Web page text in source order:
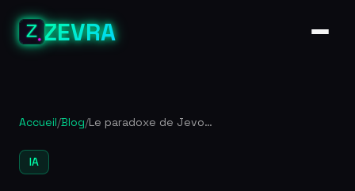
ZEVRA
Accueil/Blog/ Le paradoxe de Jevons appliqué à l’IA : pourquoi gagner du temps ne sert à rien (si on ne change pas ce qu’on en fait)
IA